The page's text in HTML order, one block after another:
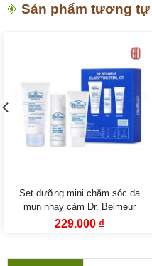
Sản phẩm tương tự
Set dưỡng mini chăm sóc da
mụn nhạy cảm Dr. Belmeur
Clarifying Trial Kit (3SP)
Giá
229.000 ₫Giá
229.000 ₫.